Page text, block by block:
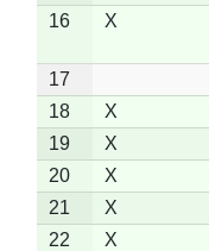
16
X
17
18
X
19
X
20
X
21
X
22
X